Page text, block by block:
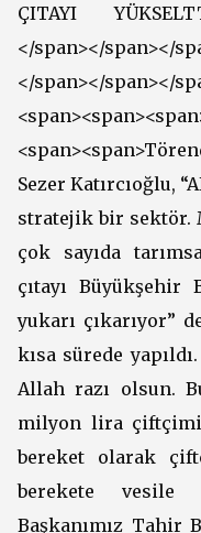
ÇITAYI
</span></span></
</span></span></
Sezer Katırcıoğlu,
stratejik bir sektör.
çok sayıda
çıtayı Büyükşehir
yukarı çıkarıyor”
kısa sürede
Allah razı olsun.
milyon lira
bereket olarak
berekete vesile
Başkanımız Tahir